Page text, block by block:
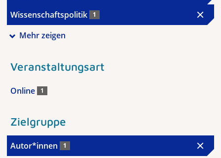
Wissenschaftspolitik 1
Mehr zeigen
Veranstaltungsart
Online 1
Zielgruppe
Autor*innen 1